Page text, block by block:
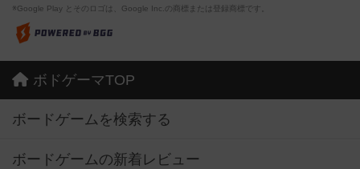
※Google Play とそのロゴは、Google Inc.の商標または登録商標です。
ボドゲーマTOP
ボードゲームを検索する
ボードゲームの新着レビュー